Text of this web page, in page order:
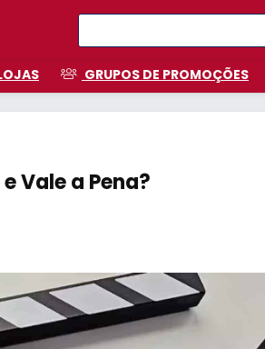
GRUPOS DE PROMOÇÕES
Vale a Pena?